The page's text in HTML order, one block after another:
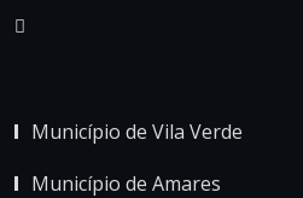
Município de Vila Verde
Município de Amares